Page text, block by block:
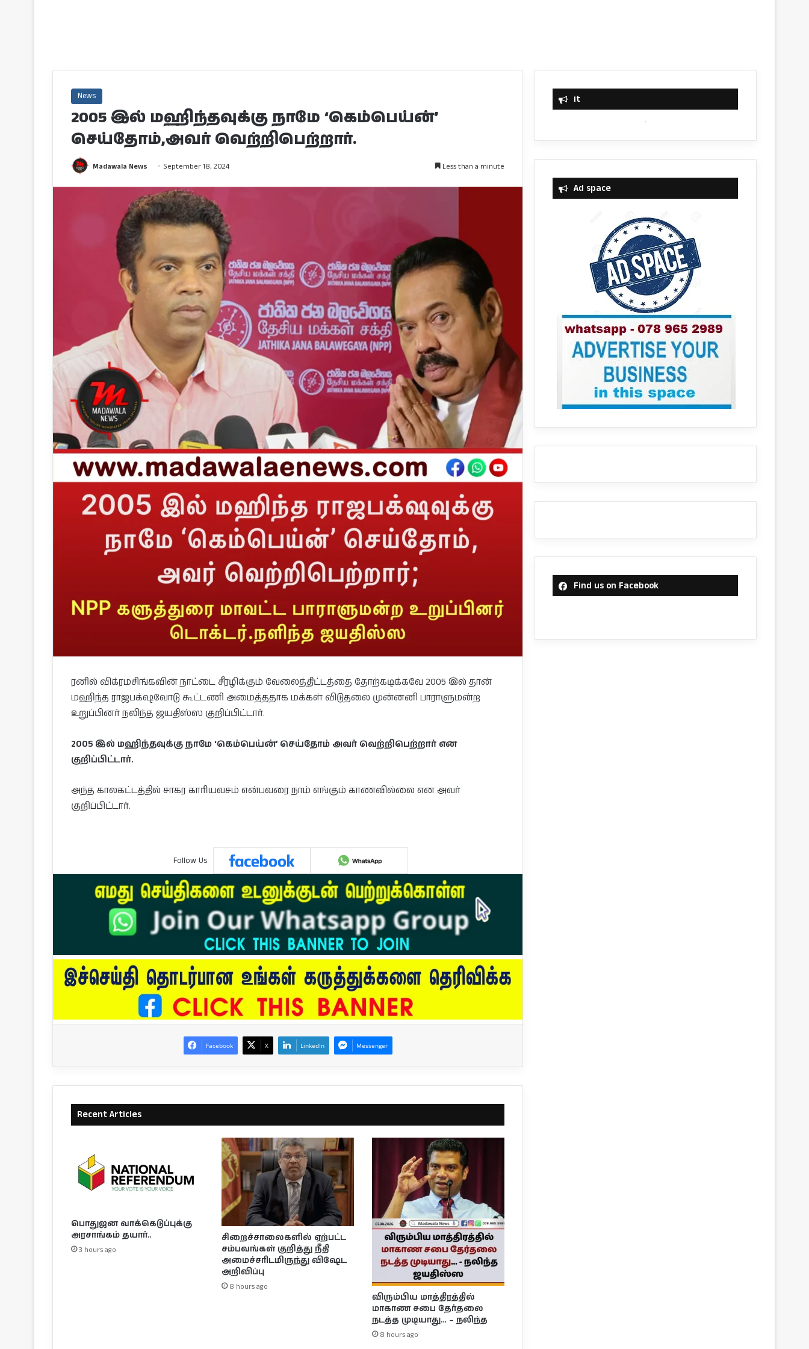
News
2005 இல் மஹிந்தவுக்கு நாமே ‘கெம்பெய்ன்’
செய்தோம்,அவர் வெற்றிபெற்றார்.
Madawala News September 18, 2024 Less than a minute
ரனில் விக்ரமசிங்கவின் நாட்டை சீரழிக்கும் வேலைத்திட்டத்தை தோற்கடிக்கவே 2005 இல் தான்
மஹிந்த ராஜபக்‌ஷவோடு கூட்டணி அமைத்ததாக மக்கள் விடுதலை முன்னனி பாராளுமன்ற
உறுப்பினர் நலிந்த ஜயதிஸ்ஸ குறிப்பிட்டார்.
2005 இல் மஹிந்தவுக்கு நாமே ‘கெம்பெய்ன்’ செய்தோம் அவர் வெற்றிபெற்றார் என
குறிப்பிட்டார்.
அந்த காலகட்டத்தில் சாகர காரியவசம் என்பவரை நாம் எங்கும் காணவில்லை என அவர்
குறிப்பிட்டார்.
Follow Us
Facebook X LinkedIn Messenger
Recent Articles
பொதுஜன வாக்கெடுப்புக்கு
அரசாங்கம் தயார்..
3 hours ago
சிறைச்சாலைகளில் ஏற்பட்ட
சம்பவங்கள் குறித்து நீதி
அமைச்சரிடமிருந்து விஷேட
அறிவிப்பு
8 hours ago
விரும்பிய மாத்திரத்தில்
மாகாண சபை தேர்தலை
நடத்த முடியாது… – நலிந்த
8 hours ago
it
Ad space
Find us on Facebook